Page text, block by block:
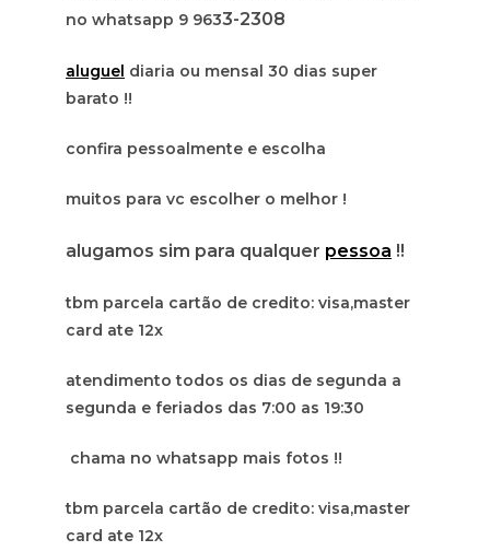
no whatsapp 9 9633-2308
aluguel diaria ou mensal 30 dias super
barato !!
confira pessoalmente e escolha
muitos para vc escolher o melhor !
alugamos sim para qualquer pessoa !!
tbm parcela cartão de credito: visa,master
card ate 12x
atendimento todos os dias de segunda a
segunda e feriados das 7:00 as 19:30
chama no whatsapp mais fotos !!
tbm parcela cartão de credito: visa,master
card ate 12x